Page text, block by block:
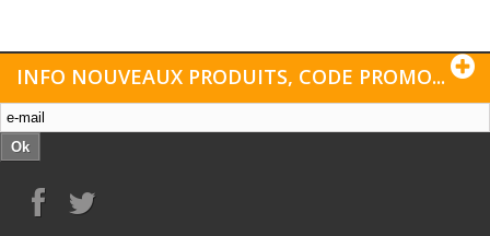
INFO NOUVEAUX PRODUITS, CODE PROMO...
Ok